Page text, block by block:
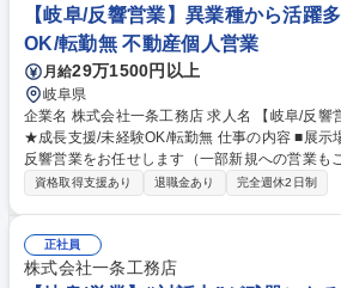
【岐阜/反響営業】異業種から活躍
OK/転勤無 不動産個人営業
月給29万1500円以上
岐阜県
企業名 株式会社一条工務店 求人名 【岐阜/反響営業】異業種から活躍多数
★成長支援/未経験OK/転勤無 仕事の内容 ■展示場に来場されたお客様への
反響営業をお任せします（一部新規への営業も
実に成長でき、異業種から営業職へチャレンジ
社後は基礎研修（1か月）＋OJT＋メンター制度
談同行を通じて、提案・接客のスキルを習得 ★
資格取得支援あり 退職金あり 完全週休2日制
正社員
株式会社一条工務店